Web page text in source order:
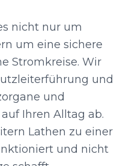
nicht nur um
um eine sichere
Stromkreise. Wir
und
und
Ihren Alltag ab.
Lathen zu einer
und nicht